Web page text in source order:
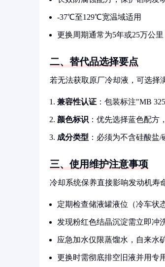
-37℃至129℃宽温域适用
更换周期通常为5年或25万公里
二、替代品选择要点
若无法获取原厂冷却液，可选择
兼容性认证 ：包装标注"MB
颜色标识 ：优先选择蓝色配方
成分类型 ：必须为不含硅酸盐
三、使用维护注意事项
冷却系统保养直接影响发动机寿
定期检查储液罐液位（冷车状
发现粉红色结晶沉淀需立即冲
应急加水仅限蒸馏水，自来水
更换时需彻底排空旧液并用专